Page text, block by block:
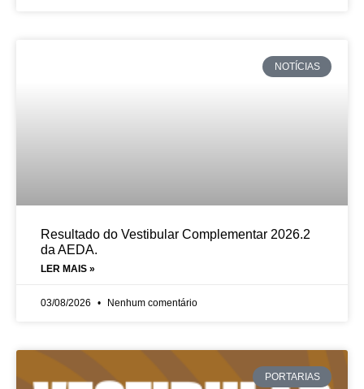
NOTÍCIAS
Resultado do Vestibular Complementar 2026.2
da AEDA.
LER MAIS »
03/08/2026 Nenhum comentário
PORTARIAS